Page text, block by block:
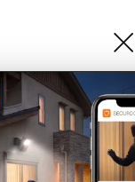
TELEMEDICINA E
Home
Cronaca